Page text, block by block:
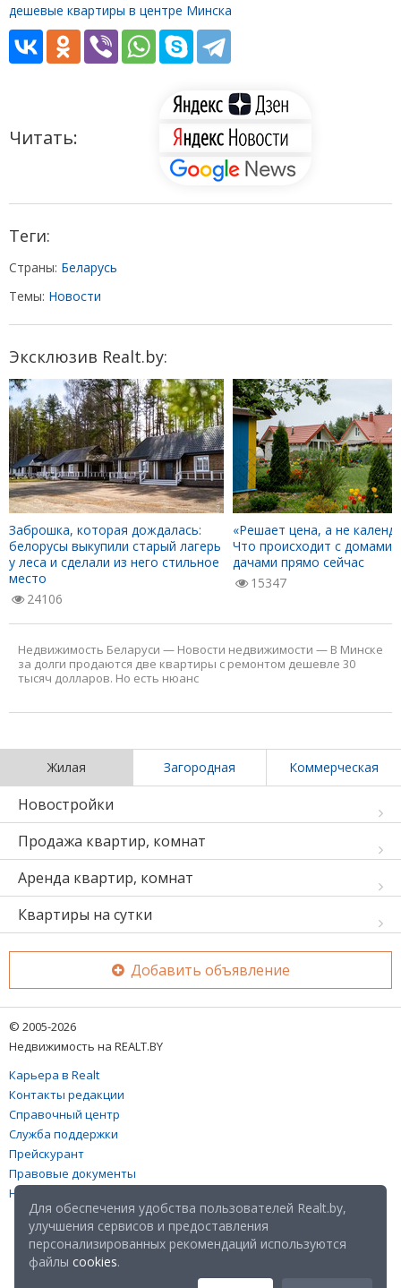
дешевые квартиры в центре Минска
Читать:
Теги:
Страны: Беларусь
Темы: Новости
Эксклюзив Realt.by:
Заброшка, которая дождалась:
белорусы выкупили старый лагерь
у леса и сделали из него стильное
место
24106
«Решает цена, а не
Что происходит с домами
дачами прямо сейчас
15347
Недвижимость Беларуси — Новости недвижимости — В Минске
за долги продаются две квартиры с ремонтом дешевле 30
тысяч долларов. Но есть нюанс
Жилая Загородная Коммерческая
Новостройки
Продажа квартир, комнат
Аренда квартир, комнат
Квартиры на сутки
Добавить объявление
© 2005-2026
Недвижимость на REALT.BY
Карьера в Realt
Контакты редакции
Справочный центр
Служба поддержки
Прейскурант
Правовые документы
Настройка файлов cookies
Для обеспечения удобства пользователей Realt.by,
улучшения сервисов и предоставления
персонализированных рекомендаций используются
файлы cookies.